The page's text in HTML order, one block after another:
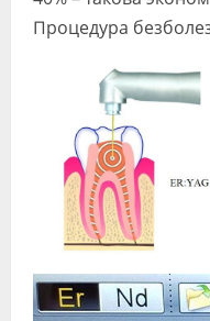
Процедура